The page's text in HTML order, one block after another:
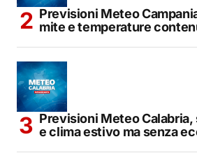
Previsioni Meteo
mite e temperature
Previsioni Meteo
e clima estivo ma senza